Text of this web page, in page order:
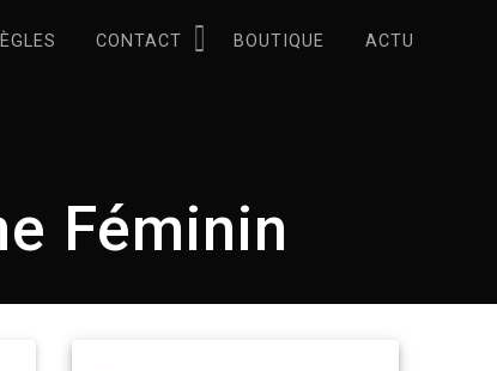
CONTACT BOUTIQUE ACTU
Féminin